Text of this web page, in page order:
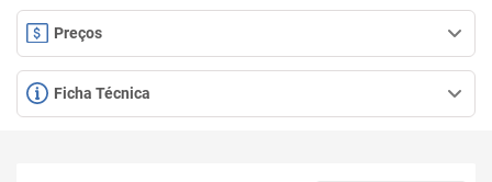
Preços
Ficha Técnica